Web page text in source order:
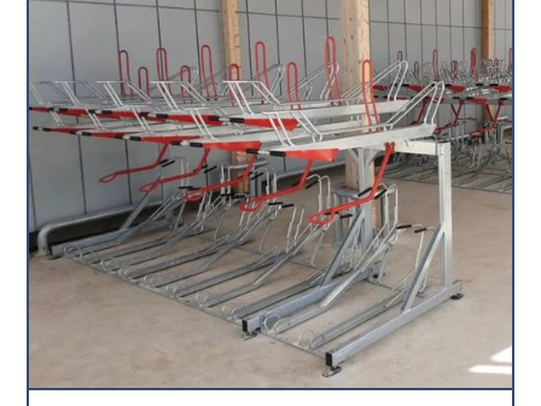
Découvrir